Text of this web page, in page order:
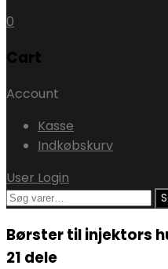
0
Cart
Account
Kasse
Indkøbskurv
User Login
Søg
Børster til injektors
21 dele